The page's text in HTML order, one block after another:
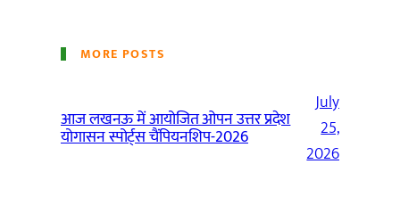
MORE POSTS
आज लखनऊ में आयोजित ओपन उत्तर प्रदेश
योगासन स्पोर्ट्स चैंपियनशिप-2026
July
25,
2026